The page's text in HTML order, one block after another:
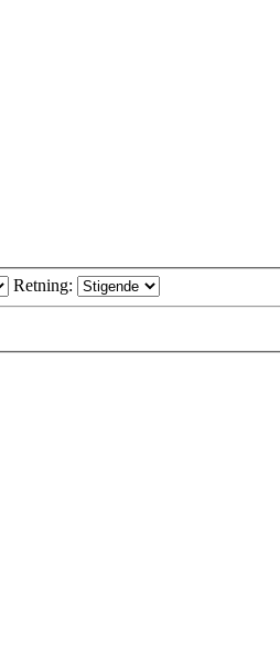
Retning: